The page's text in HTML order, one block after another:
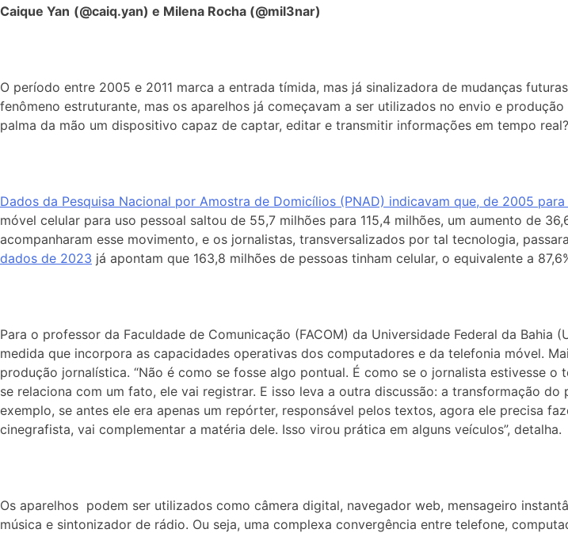
Caique Yan (@caiq.yan) e Milena Rocha (@mil3nar)
O período entre 2005 e 2011 marca a entrada tímida, mas já sinalizadora de mudanças
fenômeno estruturante, mas os aparelhos já começavam a ser utilizados no envio e
palma da mão um dispositivo capaz de captar, editar e transmitir informações em tempo real?
Dados da Pesquisa Nacional por Amostra de Domicílios (PNAD) indicavam que, de 2005 para
móvel celular para uso pessoal saltou de 55,7 milhões para 115,4 milhões, um aumento de
acompanharam esse movimento, e os jornalistas, transversalizados por tal tecnologia,
dados de 2023 já apontam que 163,8 milhões de pessoas tinham celular, o equivalente a
Para o professor da Faculdade de Comunicação (FACOM) da Universidade Federal da Bahia
medida que incorpora as capacidades operativas dos computadores e da telefonia móvel.
produção jornalística. “Não é como se fosse algo pontual. É como se o jornalista estivesse
se relaciona com um fato, ele vai registrar. E isso leva a outra discussão: a transformação
exemplo, se antes ele era apenas um repórter, responsável pelos textos, agora ele precisa
cinegrafista, vai complementar a matéria dele. Isso virou prática em alguns veículos”, detalha.
Os aparelhos podem ser utilizados como câmera digital, navegador web, mensageiro
música e sintonizador de rádio. Ou seja, uma complexa convergência entre telefone,